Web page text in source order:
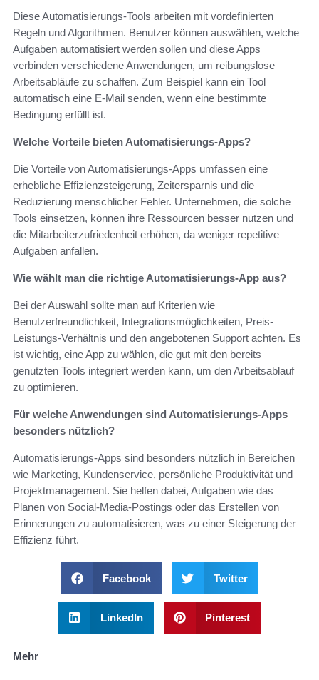
Diese Automatisierungs-Tools arbeiten mit vordefinierten
Regeln und Algorithmen. Benutzer können auswählen, welche
Aufgaben automatisiert werden sollen und diese Apps
verbinden verschiedene Anwendungen, um reibungslose
Arbeitsabläufe zu schaffen. Zum Beispiel kann ein Tool
automatisch eine E-Mail senden, wenn eine bestimmte
Bedingung erfüllt ist.
Welche Vorteile bieten Automatisierungs-Apps?
Die Vorteile von Automatisierungs-Apps umfassen eine
erhebliche Effizienzsteigerung, Zeitersparnis und die
Reduzierung menschlicher Fehler. Unternehmen, die solche
Tools einsetzen, können ihre Ressourcen besser nutzen und
die Mitarbeiterzufriedenheit erhöhen, da weniger repetitive
Aufgaben anfallen.
Wie wählt man die richtige Automatisierungs-App aus?
Bei der Auswahl sollte man auf Kriterien wie
Benutzerfreundlichkeit, Integrationsmöglichkeiten, Preis-
Leistungs-Verhältnis und den angebotenen Support achten. Es
ist wichtig, eine App zu wählen, die gut mit den bereits
genutzten Tools integriert werden kann, um den Arbeitsablauf
zu optimieren.
Für welche Anwendungen sind Automatisierungs-Apps
besonders nützlich?
Automatisierungs-Apps sind besonders nützlich in Bereichen
wie Marketing, Kundenservice, persönliche Produktivität und
Projektmanagement. Sie helfen dabei, Aufgaben wie das
Planen von Social-Media-Postings oder das Erstellen von
Erinnerungen zu automatisieren, was zu einer Steigerung der
Effizienz führt.
Facebook Twitter
LinkedIn Pinterest
Mehr